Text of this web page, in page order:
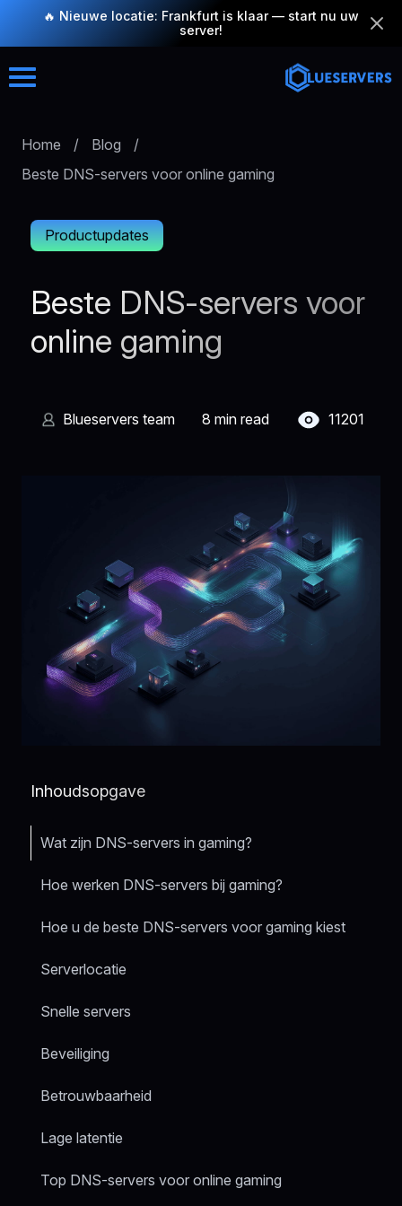
🔥 Nieuwe locatie: Frankfurt is klaar — start nu uw
server!
Home / Blog
/
Beste DNS-servers voor online gaming
Productupdates
Beste DNS-servers voor
online gaming
8 min read 11201
Blueservers team
Inhoudsopgave
Wat zijn DNS-servers in gaming?
Hoe werken DNS-servers bij gaming?
Hoe u de beste DNS-servers voor gaming kiest
Serverlocatie
Snelle servers
Beveiliging
Betrouwbaarheid
Lage latentie
Top DNS-servers voor online gaming